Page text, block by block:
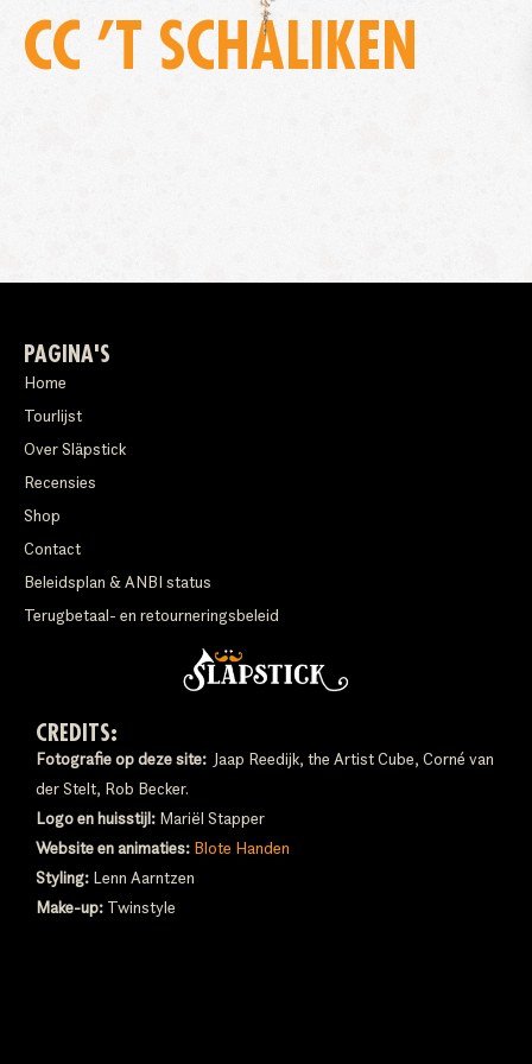
CC ’T SCHALIKEN
PAGINA'S
Home
Tourlijst
Over Släpstick
Recensies
Shop
Contact
Beleidsplan & ANBI status
Terugbetaal- en retourneringsbeleid
CREDITS:
Fotografie op deze site: Jaap Reedijk, the Artist Cube, Corné van
der Stelt, Rob Becker.
Logo en huisstijl: Mariël Stapper
Website en animaties: Blote Handen
Styling: Lenn Aarntzen
Make-up: Twinstyle